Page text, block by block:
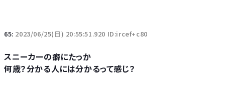
65: 2023/06/25(日) 20:55:51.920 ID:ircef+c80
スニーカーの癖にたっか
何歳？分かる人には分かるって感じ？